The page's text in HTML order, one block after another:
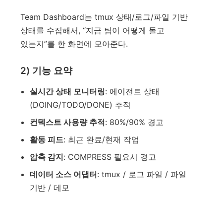
Team Dashboard는 tmux 상태/로그/파일 기반
상태를 수집해서, “지금 팀이 어떻게 돌고
있는지”를 한 화면에 모아준다.
2) 기능 요약
실시간 상태 모니터링: 에이전트 상태
(DOING/TODO/DONE) 추적
컨텍스트 사용량 추적: 80%/90% 경고
활동 피드: 최근 완료/현재 작업
압축 감지: COMPRESS 필요시 경고
데이터 소스 어댑터: tmux / 로그 파일 / 파일
기반 / 데모